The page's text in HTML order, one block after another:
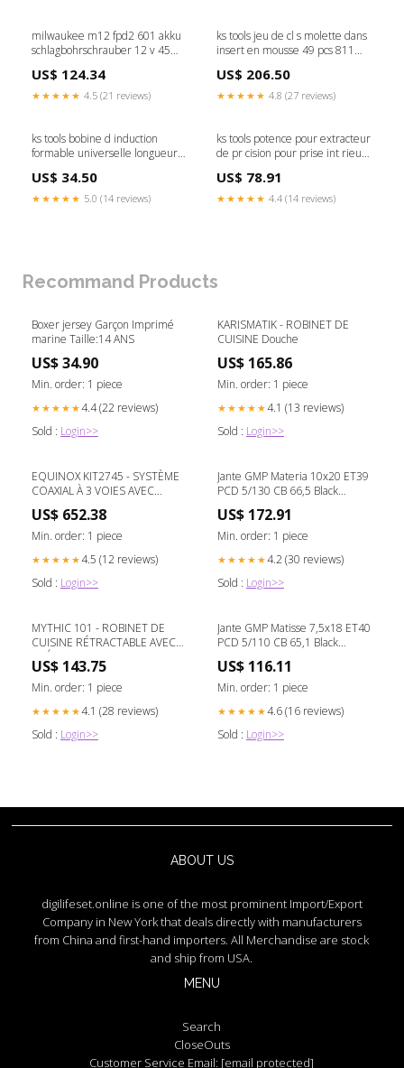
milwaukee m12 fpd2 601 akku
schlagbohrschrauber 12 v 45
ladegerat L - English
US$ 124.34
★★★★★ 4.5 (21 reviews)
ks tools jeu de cl s molette dans
insert en mousse 49 pcs 811
US$ 206.50
★★★★★ 4.8 (27 reviews)
ks tools bobine d induction
formable universelle longueur
US$ 34.50
★★★★★ 5.0 (14 reviews)
ks tools potence pour extracteur
de pr cision pour prise int rieure
0602 Titre:défaut
US$ 78.91
★★★★★ 4.4 (14 reviews)
Recommand Products
Boxer jersey Garçon Imprimé
marine Taille:14 ANS
US$ 34.90
Min. order: 1 piece
★★★★★4.4 (22 reviews)
Sold : Login>>
KARISMATIK - ROBINET DE
CUISINE Douche
US$ 165.86
Min. order: 1 piece
★★★★★4.1 (13 reviews)
Sold : Login>>
EQUINOX KIT2745 - SYSTÈME
COAXIAL À 3 VOIES AVEC
US$ 652.38
Min. order: 1 piece
★★★★★4.5 (12 reviews)
Sold : Login>>
Jante GMP Materia 10x20 ET39
PCD 5/130 CB 66,5 Black
US$ 172.91
Min. order: 1 piece
★★★★★4.2 (30 reviews)
Sold : Login>>
MYTHIC 101 - ROBINET DE
CUISINE RÉTRACTABLE AVEC
PRÉ-RINÇAGE Blanco
US$ 143.75
Min. order: 1 piece
★★★★★4.1 (28 reviews)
Sold : Login>>
Jante GMP Matisse 7,5x18 ET40
PCD 5/110 CB 65,1 Black
US$ 116.11
Min. order: 1 piece
★★★★★4.6 (16 reviews)
Sold : Login>>
ABOUT US
digilifeset.online is one of the most prominent Import/Export
Company in New York that deals directly with manufacturers
from China and first-hand importers. All Merchandise are stock
and ship from USA.
MENU
Search
CloseOuts
Customer Service Email: [email protected]